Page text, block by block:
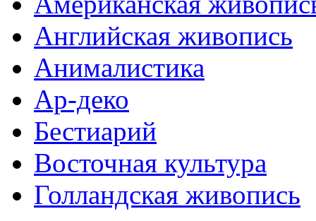
Английская живопись
Анималистика
Ар-деко
Бестиарий
Восточная культура
Голландская живопись